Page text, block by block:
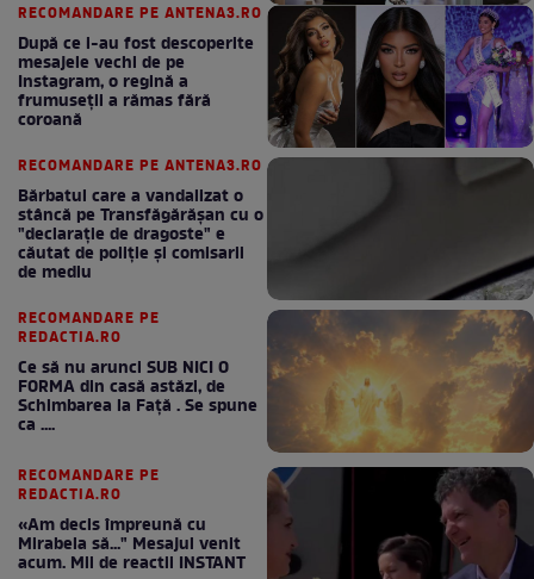
RECOMANDARE PE ANTENA3.RO
După ce i-au fost descoperite
mesajele vechi de pe
Instagram, o regină a
frumuseții a rămas fără
coroană
RECOMANDARE PE ANTENA3.RO
Bărbatul care a vandalizat o
stâncă pe Transfăgărășan cu o
"declaraţie de dragoste" e
căutat de poliție și comisarii
de mediu
RECOMANDARE PE
REDACTIA.RO
Ce să nu arunci SUB NICI O
FORMA din casă astăzi, de
Schimbarea la Față . Se spune
ca ....
RECOMANDARE PE
REDACTIA.RO
«Am decis împreună cu
Mirabela să..." Mesajul venit
acum. Mii de reactii INSTANT